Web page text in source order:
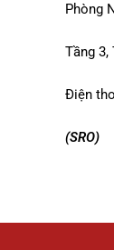
Phòng
Tầng 3,
Điện
(SRO)